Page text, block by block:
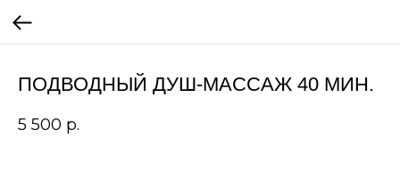
ПОДВОДНЫЙ ДУШ-МАССАЖ 40 МИН.
5 500 р.